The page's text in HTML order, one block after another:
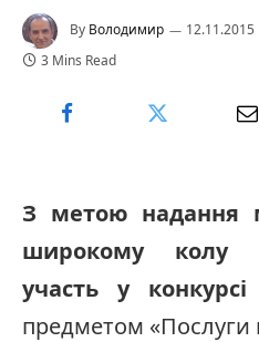
By Володимир 12.11.2015
3 Mins Read
З метою надання
широкому колу
участь у
предметом